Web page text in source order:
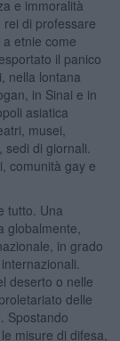
e immoralità
di professare
etnie come
il panico
nella lontana
in Sinai e in
asiatica
musei,
di giornali.
comunità gay e
tutto. Una
globalmente,
in grado
deserto o nelle
delle
Spostando
misure di difesa,